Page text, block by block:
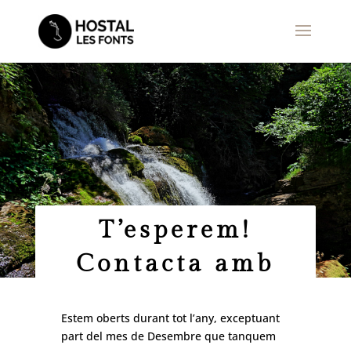
T’esperem!
Contacta amb
Estem oberts durant tot l’any, exceptuant
part del mes de Desembre que tanquem